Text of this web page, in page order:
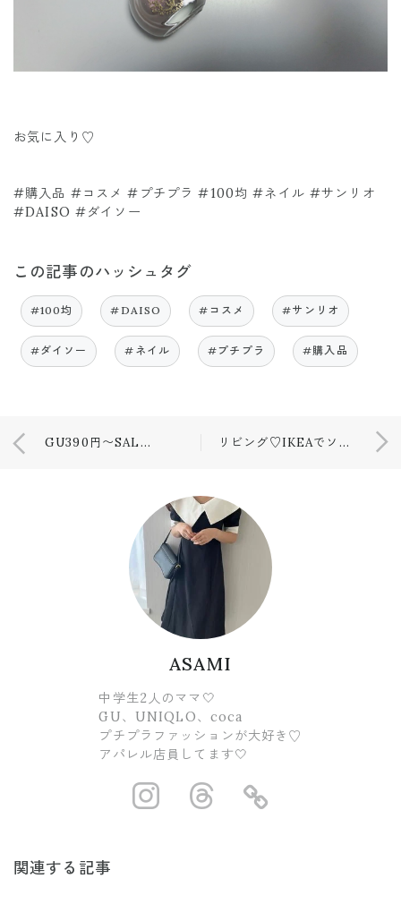
お気に入り♡
#購入品 #コスメ #プチプラ #100均 #ネイル #サンリオ
#DAISO #ダイソー
この記事のハッシュタグ
#100均 #DAISO #コスメ #サンリオ
#ダイソー #ネイル #プチプラ #購入品
GU390円〜SALE購入品♡ リビング♡IKEAでソファ購入！！！
ASAMI
中学生2人のママ🤍
GU、UNIQLO、coca
プチプラファッションが大好き♡
アパレル店員してます🤍
https://https://
関連する記事